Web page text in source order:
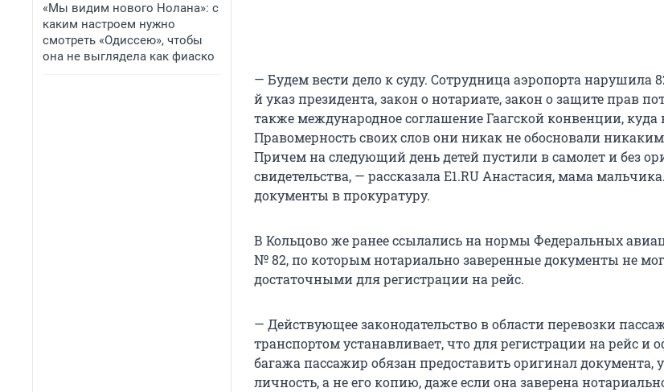
«Мы видим нового Нолана»: с
каким настроем нужно
смотреть «Одиссею», чтобы
она не выглядела как фиаско
— Будем вести дело к суду. Сотрудница аэропорта нарушила
й указ президента, закон о нотариате, закон о защите прав
также международное соглашение Гаагской конвенции, куда
Правомерность своих слов они никак не обосновали
Причем на следующий день детей пустили в самолет и без
свидетельства, — рассказала E1.RU Анастасия, мама
документы в прокуратуру.
В Кольцово же ранее ссылались на нормы Федеральных
№ 82, по которым нотариально заверенные документы не
достаточными для регистрации на рейс.
— Действующее законодательство в области перевозки
транспортом устанавливает, что для регистрации на рейс и
багажа пассажир обязан предоставить оригинал документа,
личность, а не его копию, даже если она заверена